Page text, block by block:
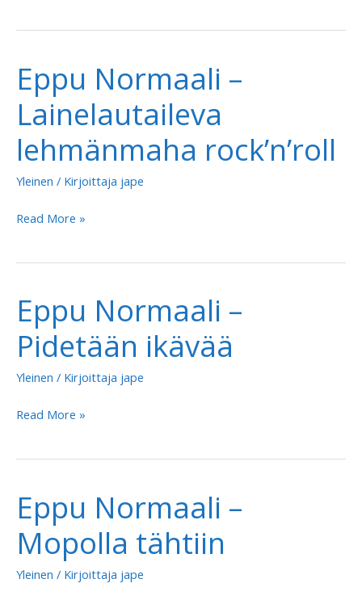
Eppu Normaali –
Lainelautaileva
lehmänmaha rock’n’roll
Yleinen / Kirjoittaja jape
Eppu
–
lehmänmaha
rock’n’roll
Read More »
Eppu Normaali –
Pidetään ikävää
Yleinen / Kirjoittaja jape
Eppu
–
ikävää
Read More »
Eppu Normaali –
Mopolla tähtiin
Yleinen / Kirjoittaja jape